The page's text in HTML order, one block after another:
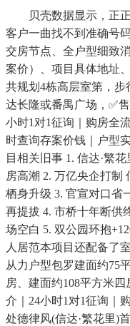
贝壳数据显示，正正
客户一曲找不到准确号
交房节点、全户型细致
案价）、项目具体地址
共规划4栋高层室第，步
达长隆或番禺广场，✅
小时1对1征询｜购房全
时查询存案价钱｜户型
目相关旧事 1. 信达·繁
房高潮 2. 万亿央企打制
栖身升级 3. 官宣对口省
再提拔 4. 市桥十年断供
场空白 5. 双公园环抱
人居范本项目还配备了
从力户型包罗建面约75
房、建面约108平方米
介｜24小时1对1征询｜
处德律风(信达·繁花里)